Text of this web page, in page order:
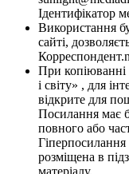
Ідентифікатор
Використання
сайті,
При копіюванні
і світу» , для
відкрите для
Посилання має
повного або
розміщена в
матеріалу.